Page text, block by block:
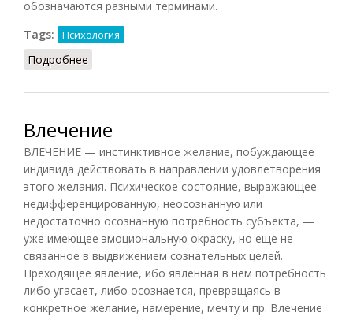
обозначаются разными терминами.
Tags:
Психология
Подробнее
Влечение
ВЛЕЧЕНИЕ — инстинктивное желание, побуждающее
индивида действовать в направлении удовлетворения
этого желания. Психическое состояние, выражающее
недифференцированную, неосознанную или
недостаточно осознанную потребность субъекта, —
уже имеющее эмоциональную окраску, но еще не
связанное в выдвижением сознательных целей.
Преходящее явление, ибо явленная в нем потребность
либо угасает, либо осознается, превращаясь в
конкретное желание, намерение, мечту и пр. Влечение